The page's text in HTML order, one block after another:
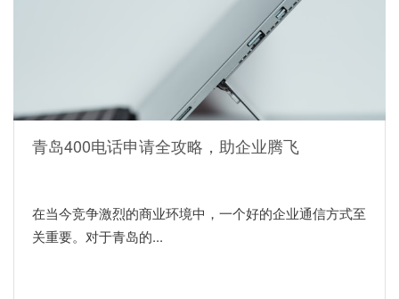
青岛400电话申请全攻略，助企业腾飞
在当今竞争激烈的商业环境中，一个好的企业通信方式至
关重要。对于青岛的...